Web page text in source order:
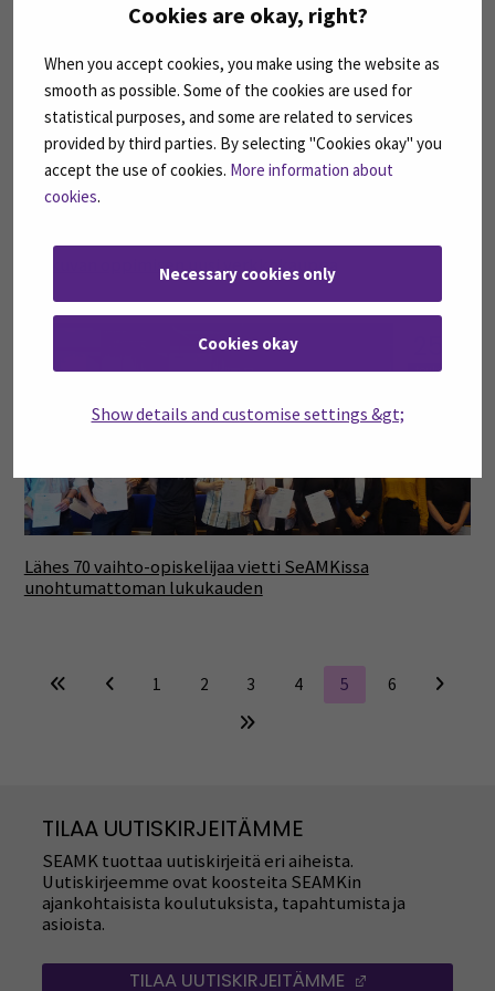
Cookies are okay, right?
When you accept cookies, you make using the website as
smooth as possible. Some of the cookies are used for
statistical purposes, and some are related to services
provided by third parties. By selecting "Cookies okay" you
accept the use of cookies. More information about
cookies.
Necessary cookies only
Cookies okay
Show details and customise settings &gt;
kesä
Jatkuvan oppimisen uusi verkkokauppa
touko
Lähes 70 vaihto-opiskelijaa vietti SeAMKissa
unohtumattoman lukukauden
1 2 3 4 5 6
TILAA UUTISKIRJEITÄMME
SEAMK tuottaa uutiskirjeitä eri aiheista.
Uutiskirjeemme ovat koosteita SEAMKin
ajankohtaisista koulutuksista, tapahtumista ja
asioista.
TILAA UUTISKIRJEITÄMME